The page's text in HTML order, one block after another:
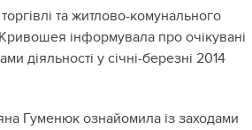
та житлово-комунального
інформувала про очікувані
діяльності у січні-березні 2014
Гуменюк ознайомила із заходами